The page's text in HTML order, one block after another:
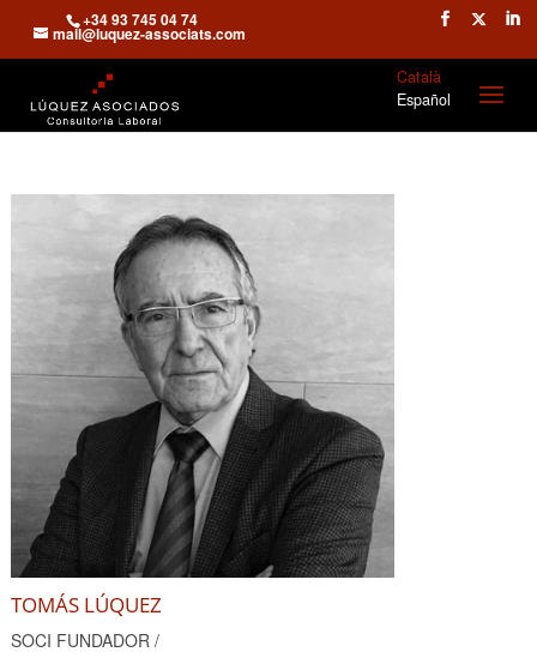
+34 93 745 04 74
mail@luquez-associats.com
Català
Español
TOMÁS LÚQUEZ
SOCI FUNDADOR /